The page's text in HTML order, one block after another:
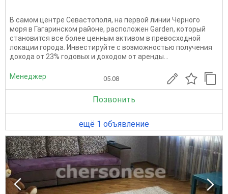
В самом центре Севастополя, на первой линии Черного
моря в Гагаринском районе, расположен Garden, который
становится все более ценным активом в превосходной
локации города. Инвестируйте с возможностью получения
дохода от 23% годовых и доходом от аренды...
Менеджер 05.08
Позвонить
ещё 1 объявление